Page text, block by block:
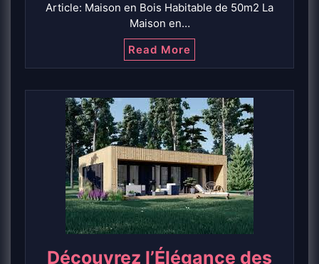
Article: Maison en Bois Habitable de 50m2 La
Maison en…
Read More
Découvrez l’Élégance des